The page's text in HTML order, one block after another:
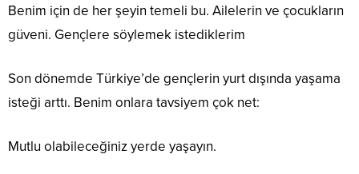
Benim için de her şeyin temeli bu. Ailelerin ve çocukların
güveni. Gençlere söylemek istediklerim
Son dönemde Türkiye’de gençlerin yurt dışında yaşama
isteği arttı. Benim onlara tavsiyem çok net:
Mutlu olabileceğiniz yerde yaşayın.